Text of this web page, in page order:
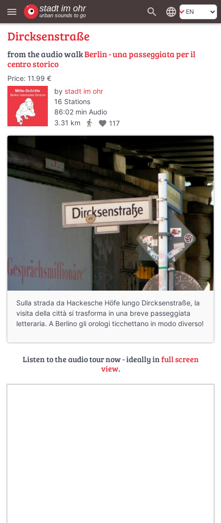
menu search language
Dircksenstraße
from the audio walkBerlin - una passeggiata per il
centro storico
Price: 11.99 €
by stadt im ohr
16 Stations
86:02 min Audio
3.31 km
directions_walk favorite 117
Sulla strada da Hackesche Höfe lungo Dircksenstraße, la
visita della città si trasforma in una breve passeggiata
letteraria. A Berlino gli orologi ticchettano in modo diverso!
Listen to the audio tour now - ideally infull screen
view.